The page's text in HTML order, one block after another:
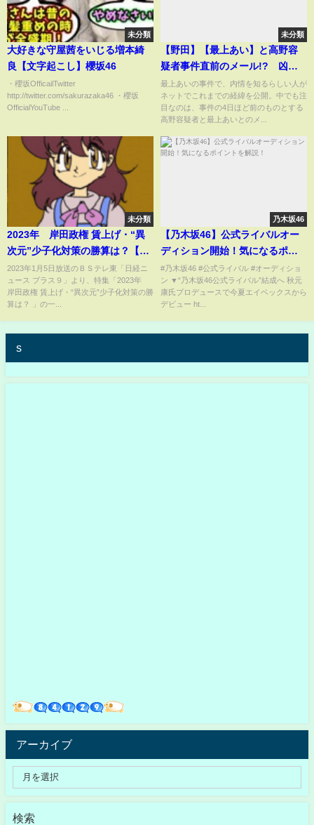
未分類
大好きな守屋茜をいじる増本綺
良【文字起こし】櫻坂46
・櫻坂OfficailTwitter
http://twitter.com/sakurazaka46 ・櫻坂
OfficialYouTube ...
未分類
【野田】【最上あい】と高野容
疑者事件直前のメール!? 凶行
数日前にも借金返済の請求か 3
月13日
最上あいの事件で、内情を知るらしい人が
ネットでこれまでの経緯を公開。中でも注
目なのは、事件の4日ほど前のものとする
高野容疑者と最上あいとのメ...
未分類
2023年 岸田政権 賃上げ・“異
次元”少子化対策の勝算は？【日
経プラス９】（2023年1月5日）
2023年1月5日放送のＢＳテレ東「日経ニ
ュース プラス９」より、特集「2023年
岸田政権 賃上げ・“異次元”少子化対策の勝
算は？ 」の一...
乃木坂46
【乃木坂46】公式ライバルオー
ディション開始！気になるポイ
ントを解説！
#乃木坂46 #公式ライバル #オーディショ
ン ▼“乃木坂46公式ライバル”結成へ 秋元
康氏プロデュースで今夏エイベックスから
デビュー ht...
s
アーカイブ
検索